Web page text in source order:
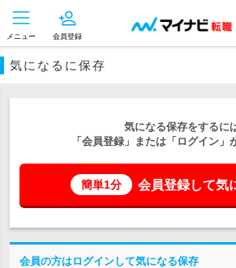
メニュー 会員登録
気になるに保存
気になる保存をするに
「会員登録」または「ログイン」
簡単1分 会員登録して気
会員の方はログインして気になる保存